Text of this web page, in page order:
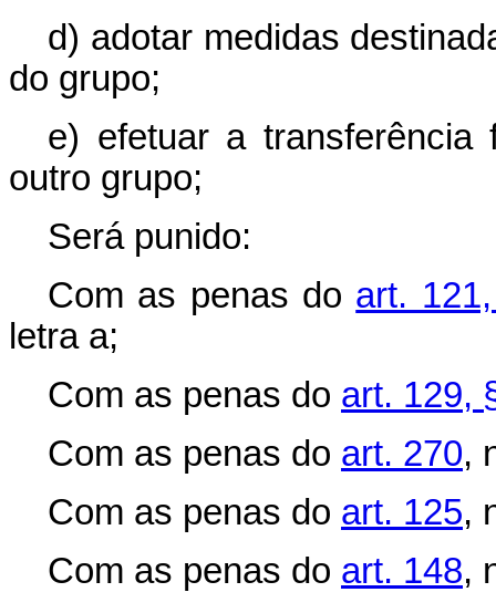
d) adotar medidas
do grupo;
e) efetuar a
outro grupo;
Será punido:
Com as penas do art.
letra a;
Com as penas do art. 129,
Com as penas do art. 270,
Com as penas do art. 125,
Com as penas do art. 148,